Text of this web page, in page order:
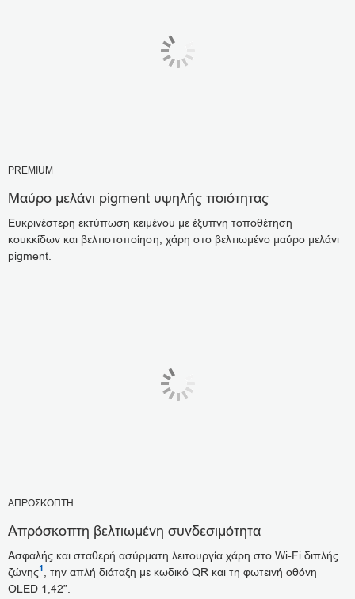
PREMIUM
Μαύρο μελάνι pigment υψηλής ποιότητας
Ευκρινέστερη εκτύπωση κειμένου με έξυπνη τοποθέτηση
κουκκίδων και βελτιστοποίηση, χάρη στο βελτιωμένο μαύρο μελάνι
pigment.
ΑΠΡΟΣΚΟΠΤΗ
Απρόσκοπτη βελτιωμένη συνδεσιμότητα
Ασφαλής και σταθερή ασύρματη λειτουργία χάρη στο Wi-Fi διπλής
ζώνης1, την απλή διάταξη με κωδικό QR και τη φωτεινή οθόνη
OLED 1,42”.